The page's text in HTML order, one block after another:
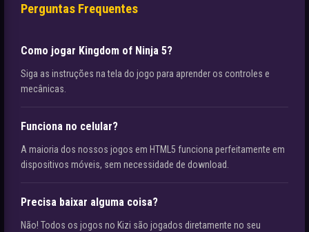
Perguntas Frequentes
Como jogar Kingdom of Ninja 5?
Siga as instruções na tela do jogo para aprender os controles e
mecânicas.
Funciona no celular?
A maioria dos nossos jogos em HTML5 funciona perfeitamente em
dispositivos móveis, sem necessidade de download.
Precisa baixar alguma coisa?
Não! Todos os jogos no Kizi são jogados diretamente no seu